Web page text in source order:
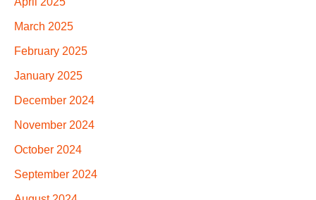
March 2025
February 2025
January 2025
December 2024
November 2024
October 2024
September 2024